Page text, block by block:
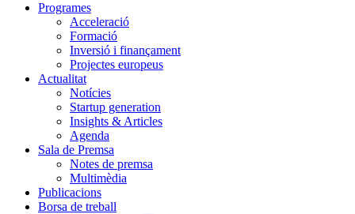
Programes
Acceleració
Formació
Inversió i finançament
Projectes europeus
Actualitat
Notícies
Startup generation
Insights & Articles
Agenda
Sala de Premsa
Notes de premsa
Multimèdia
Publicacions
Borsa de treball